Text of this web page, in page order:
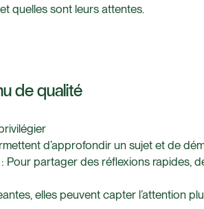
quelles sont leurs attentes.
de qualité
d’approfondir un sujet et de
Pour partager des réflexions rapides,
elles peuvent capter l’attention